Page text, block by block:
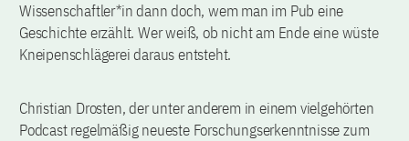
Wissenschaftler*in dann doch, wem man im Pub eine
Geschichte erzählt. Wer weiß, ob nicht am Ende eine wüste
Kneipenschlägerei daraus entsteht.
Christian Drosten, der unter anderem in einem vielgehörten
Podcast regelmäßig neueste Forschungserkenntnisse zum